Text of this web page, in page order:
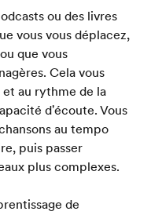
ou des livres
vous vous déplacez,
que vous
Cela vous
et au rythme de la
d'écoute. Vous
au tempo
puis passer
plus complexes.
de